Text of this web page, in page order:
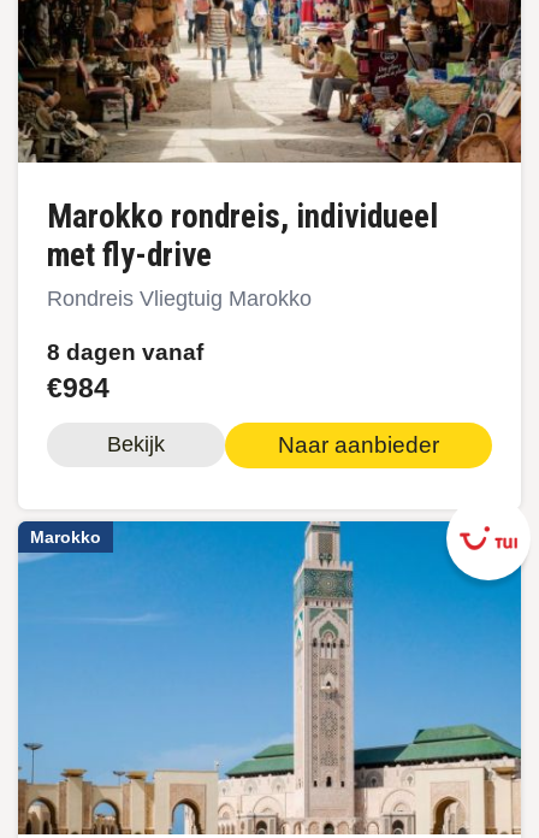
Marokko rondreis, individueel
met fly-drive
Rondreis Vliegtuig Marokko
8 dagen vanaf
€984
Bekijk Naar aanbieder
Marokko